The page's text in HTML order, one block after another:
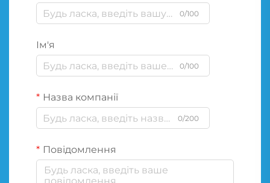
0/100
Ім'я
0/100
Назва компанії
0/200
Повідомлення